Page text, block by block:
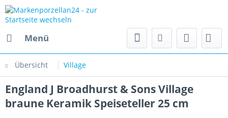
Menü
Übersicht Village
England J Broadhurst & Sons Village
braune Keramik Speiseteller 25 cm